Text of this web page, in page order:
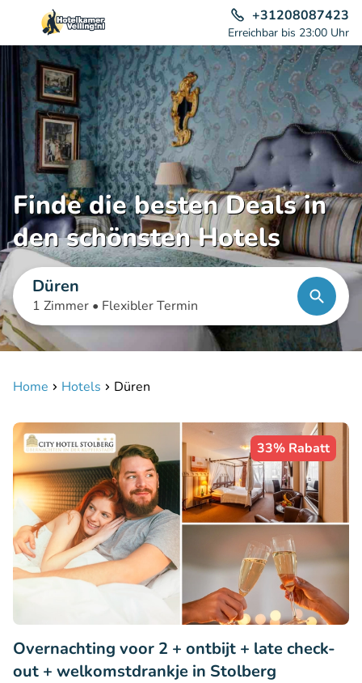
+31208087423
Erreichbar bis 23:00 Uhr
Finde die besten Deals in
den schönsten Hotels
Düren
1 Zimmer • Flexibler Termin
Home Hotels Düren
33% Rabatt
Overnachting voor 2 + ontbijt + late check-
out + welkomstdrankje in Stolberg